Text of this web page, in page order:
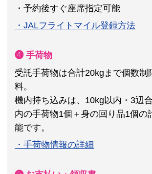
・予約後すぐ座席指定可能
・JALフライトマイル登録方法
❹ 手荷物
受託手荷物は合計20kgまで個数制
料。
機内持ち込みは、10kg以内・3辺
内の手荷物1個＋身の回り品1個の
能です。
・手荷物情報の詳細